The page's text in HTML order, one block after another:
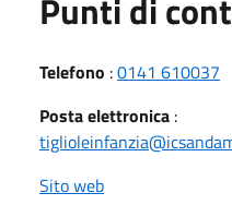
Punti di
Telefono :0141 610037
Posta elettronica :
Sito web